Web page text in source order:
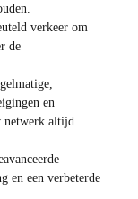
verkeer om
de
en
netwerk altijd
en een verbeterde